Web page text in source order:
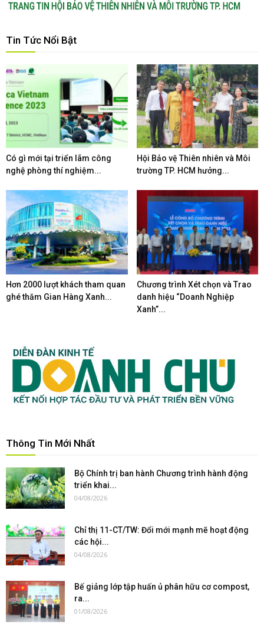
Tin Tức Nổi Bật
Có gì mới tại triển lãm công
nghệ phòng thí nghiệm...
Hội Bảo vệ Thiên nhiên và Môi
trường TP. HCM hưởng...
Hơn 2000 lượt khách tham quan
ghé thăm Gian Hàng Xanh...
Chương trình Xét chọn và Trao
danh hiệu “Doanh Nghiệp
Xanh”...
Thông Tin Mới Nhất
Bộ Chính trị ban hành Chương trình hành động
triển khai...
04/08/2026
Chỉ thị 11-CT/TW: Đổi mới mạnh mẽ hoạt động
các hội...
04/08/2026
Bế giảng lớp tập huấn ủ phân hữu cơ compost,
ra...
01/08/2026